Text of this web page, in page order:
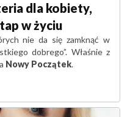
dla kobiety,
w życiu
nie da się zamknąć w
dobrego”. Właśnie z
Nowy Początek.